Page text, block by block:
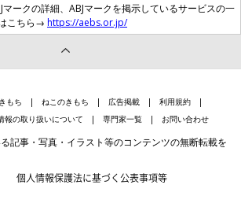
マークの詳細、ABJマークを掲示しているサービスの一
こちら→ https://aebs.or.jp/
もち ねこのきもち 広告掲載
利用規約
報の取り扱いについて 専門家一覧 お問い合わせ
記事・写真・イラスト等のコンテンツの無断転載を
個人情報保護法に基づく公表事項等